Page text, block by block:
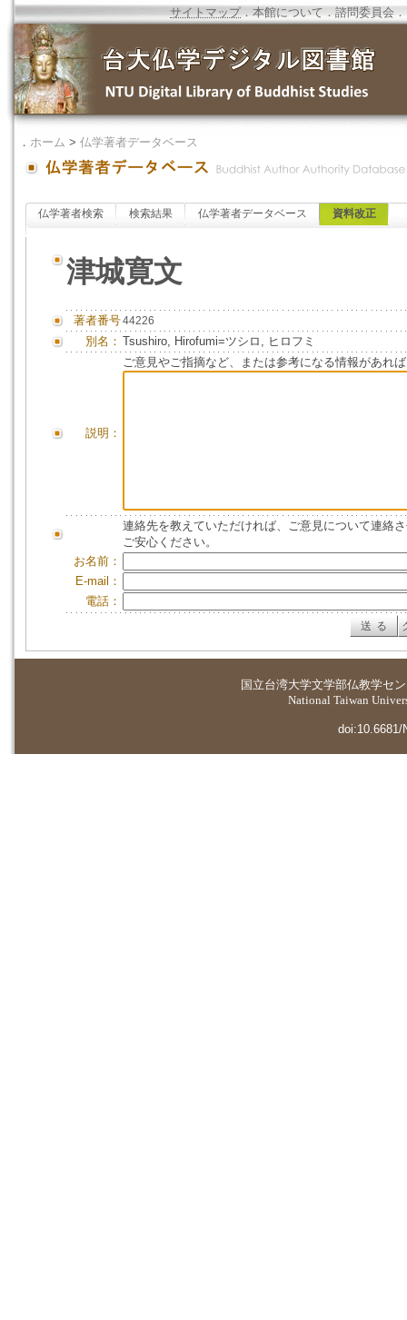
サイトマップ．本館について ．諮問委員会 ．
． ホーム > 仏学著者データベース
仏学著者検索 検索結果 仏学著者データベース 資料改正
津城寛文
著者番号44226
別名： Tsushiro, Hirofumi=ツシロ, ヒロフミ
説明：
ご意見やご指摘など、または参考になる情報があれ
連絡先を教えていただければ、ご意見について連絡
ご安心ください。
お名前：
E-mail：
電話：
国立台湾大学文学部仏教学セ
National Taiwan
doi:10.6681/